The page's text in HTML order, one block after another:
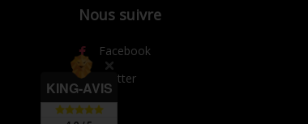
Nous suivre
Facebook
Twitter
KING-AVIS